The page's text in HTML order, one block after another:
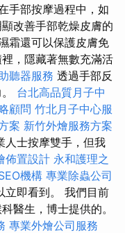
手部按摩過程中，如
改善手部乾燥皮膚的
霜還可以保護皮膚免
，隱藏著無數充滿活
聽器服務 透過手部反
台北高品質月子中
顧問 竹北月子中心服
案 新竹外燴服務方案
人士按摩雙手，但我
佈置設計 永和護理之
機構 專業除蟲公司
立即看到。 我們目前
醫生，博士提供的。
專業外燴公司服務